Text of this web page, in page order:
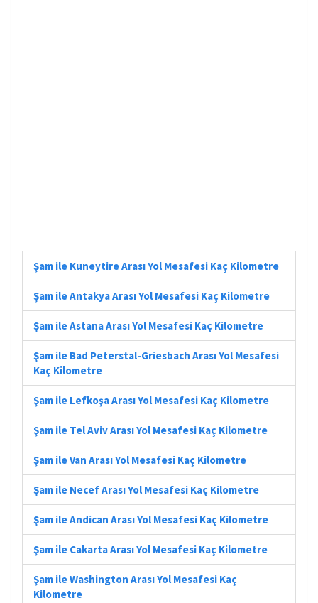
Şam ile Kuneytire Arası Yol Mesafesi Kaç Kilometre
Şam ile Antakya Arası Yol Mesafesi Kaç Kilometre
Şam ile Astana Arası Yol Mesafesi Kaç Kilometre
Şam ile Bad Peterstal-Griesbach Arası Yol Mesafesi
Kaç Kilometre
Şam ile Lefkoşa Arası Yol Mesafesi Kaç Kilometre
Şam ile Tel Aviv Arası Yol Mesafesi Kaç Kilometre
Şam ile Van Arası Yol Mesafesi Kaç Kilometre
Şam ile Necef Arası Yol Mesafesi Kaç Kilometre
Şam ile Andican Arası Yol Mesafesi Kaç Kilometre
Şam ile Cakarta Arası Yol Mesafesi Kaç Kilometre
Şam ile Washington Arası Yol Mesafesi Kaç
Kilometre